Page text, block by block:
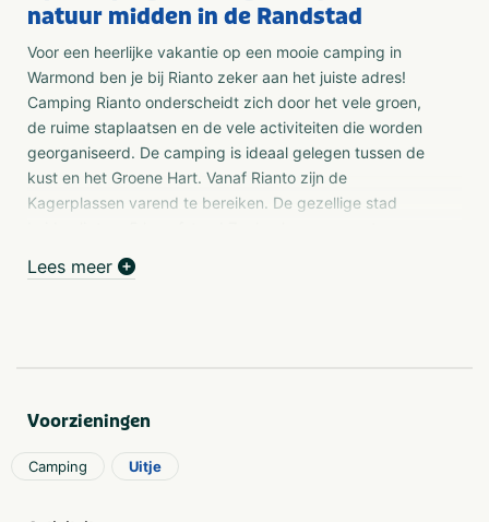
natuur midden in de Randstad
Voor een heerlijke vakantie op een mooie camping in
Warmond ben je bij Rianto zeker aan het juiste adres!
Camping Rianto onderscheidt zich door het vele groen,
de ruime staplaatsen en de vele activiteiten die worden
georganiseerd. De camping is ideaal gelegen tussen de
kust en het Groene Hart. Vanaf Rianto zijn de
Kagerplassen varend te bereiken. De gezellige stad
Bijeenkomsten
Of je nu gaat voor een gezellige borrel of een spetterend
Lees meer
Voorzieningen
Camping Uitje